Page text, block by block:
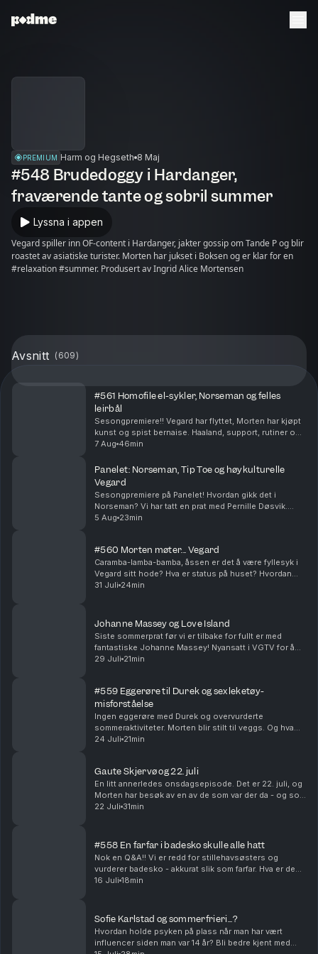
PREMIUM Harm og Hegseth 8 Maj
#548 Brudedoggy i Hardanger,
fraværende tante og sobril summer
Lyssna i appen
Vegard spiller inn OF-content i Hardanger, jakter gossip om Tande P og blir
roastet av asiatiske turister. Morten har jukset i Boksen og er klar for en
#relaxation #summer. Produsert av Ingrid Alice Mortensen
Avsnitt ( 609)
#561 Homofile el-sykler, Norseman og felles
leirbål
Sesongpremiere!! Vegard har flyttet, Morten har kjøpt
kunst og spist bernaise. Haaland, support, rutiner og
festival - et fullt sommerkjør er over. Få på noe suziki!!
7 Aug 46min
Panelet: Norseman, Tip Toe og høykulturelle
Vegard
Sesongpremiere på Panelet! Hvordan gikk det i
Norseman? Vi har tatt en prat med Pernille Døsvik.
Morten har fått oppheng på ny serie og Vegard har
5 Aug 23min
#560 Morten møter... Vegard
Caramba-lamba-bamba, åssen er det å være fyllesyk i
Vegard sitt hode? Hva er status på huset? Hvordan
skal Vegard lage egne juletradisjoner? Produsert av
31 Juli 24min
Johanne Massey og Love Island
Siste sommerprat før vi er tilbake for fullt er med
fantastiske Johanne Massey! Nyansatt i VGTV for å
løfte Love Island til nye høyder. Hvordan hadde
29 Juli 21min
#559 Eggerøre til Durek og sexleketøy-
misforståelse
Ingen eggerøre med Durek og overvurderte
sommeraktiviteter. Morten blir stilt til veggs. Og hva
hvis Vegard egentlig bare har vært en hemmelig agent
24 Juli 21min
Gaute Skjervø og 22. juli
En litt annerledes onsdagsepisode. Det er 22. juli, og
Morten har besøk av en av de som var der da - og som
fremdeles lever med trusler og bekymring. Hvordan
22 Juli 31min
#558 En farfar i badesko skulle alle hatt
Nok en Q&A!! Vi er redd for stillehavsøsters og
vurderer badesko - akkurat slik som farfar. Hva er den
pinligste meldingen vi har sendt feil? Og hvilke
16 Juli 18min
Sofie Karlstad og sommerfrieri...?
Hvordan holde psyken på plass når man har vært
influencer siden man var 14 år? Bli bedre kjent med